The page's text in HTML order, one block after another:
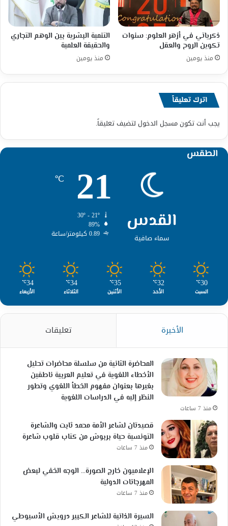
ذكرياتي في أزهر العلوم: سنوات
تكوين الروح والعقل
منذ يومين
التنمية البشرية بين الوهم التجاري
والحقيقة العلمية
منذ يومين
اترك تعليقاً
يجب أنت تكونمسجل الدخول لتضيف تعليقاً.
الطقس
القدس
سماء صافية
21
℃
89%
0.89 كيلومتر/ساعة
30
℃
السبت
32
℃
الأحد
35
℃
الأثنين
34
℃
الثلاثاء
34
℃
الأربعاء
الأخيرة تعليقات
المحاضرة الثانية من سلسلة محاضرات تحليل
الأخطاء اللغوية في تعليم العربية ناطقين
بغيرها بعنوان مفهوم الخطأ اللغوي وتطور
النظر إليه في الدراسات اللغوية
منذ 7 ساعات
قصيدتان لشاعر الأمة محمد ثابت والشاعرة
التونسية حياة بربوش من كتاب قلوب شاعرة
منذ 7 ساعات
الإعلاميون خارج الصورة… الوجه الخفي لبعض
المهرجانات الدولية
منذ 7 ساعات
السيرة الذاتية للشاعر الكبير درويش الأسيوطي